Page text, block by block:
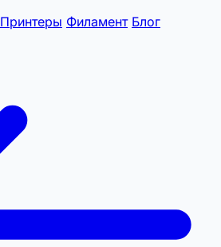
Принтеры Филамент Блог